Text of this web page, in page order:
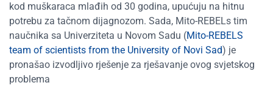
kod muškaraca mlađih od 30 godina, upućuju na hitnu
potrebu za tačnom dijagnozom. Sada, Mito-REBELs tim
naučnika sa Univerziteta u Novom Sadu (Mito-REBELS
team of scientists from the University of Novi Sad) je
pronašao izvodljivo rješenje za rješavanje ovog svjetskog
problema